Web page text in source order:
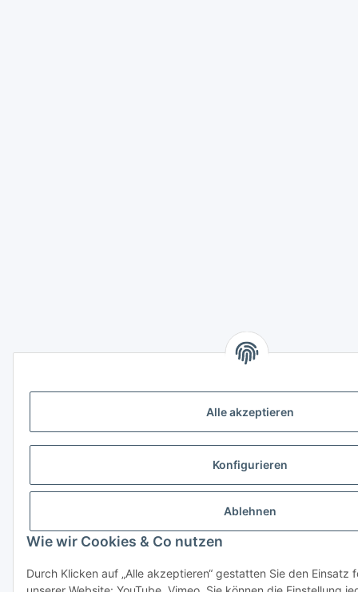
Alle akzeptieren
Konfigurieren
Ablehnen
Wie wir Cookies & Co nutzen
Durch Klicken auf „Alle akzeptieren“ gestatten Sie den Einsatz